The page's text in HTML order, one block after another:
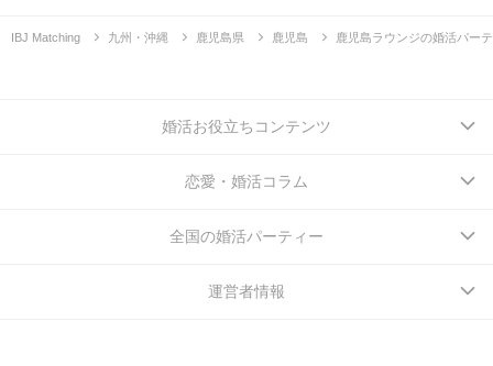
IBJ Matching 九州・沖縄 鹿児島県 鹿児島 鹿児島ラウンジの婚活パー
婚活お役立ちコンテンツ
恋愛・婚活コラム
全国の婚活パーティー
運営者情報